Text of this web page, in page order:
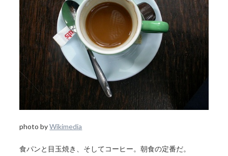
photo byWikimedia
食パンと目玉焼き、そしてコーヒー。朝食の定番だ。